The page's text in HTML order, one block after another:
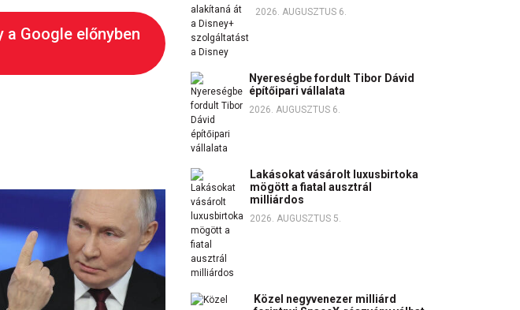
Google előnyben
2026. AUGUSZTUS 6.
Nyereségbe fordult Tibor Dávid
építőipari vállalata
2026. AUGUSZTUS 6.
Lakásokat vásárolt luxusbirtoka
mögött a fiatal ausztrál
milliárdos
2026. AUGUSZTUS 5.
Közel negyvenezer milliárd